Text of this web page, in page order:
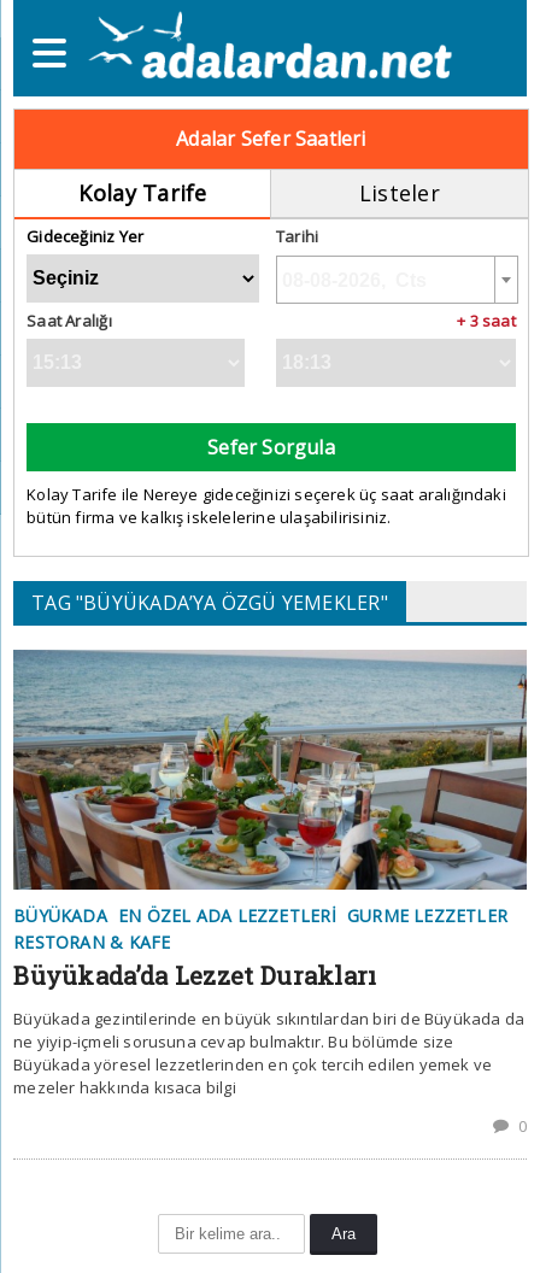
Adalar Sefer Saatleri
Kolay Tarife Listeler
Gideceğiniz Yer Tarihi
Saat Aralığı + 3 saat
Sefer Sorgula
Kolay Tarife ile Nereye gideceğinizi seçerek üç saat aralığındaki
bütün firma ve kalkış iskelelerine ulaşabilirisiniz.
TAG "BÜYÜKADA’YA ÖZGÜ YEMEKLER"
BÜYÜKADA EN ÖZEL ADA LEZZETLERI GURME LEZZETLER
RESTORAN & KAFE
Büyükada’da Lezzet Durakları
Büyükada gezintilerinde en büyük sıkıntılardan biri de Büyükada da
ne yiyip-içmeli sorusuna cevap bulmaktır. Bu bölümde size
Büyükada yöresel lezzetlerinden en çok tercih edilen yemek ve
mezeler hakkında kısaca bilgi
0